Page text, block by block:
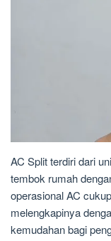
AC Split terdiri dari
tembok rumah
operasional AC
melengkapinya
kemudahan bagi